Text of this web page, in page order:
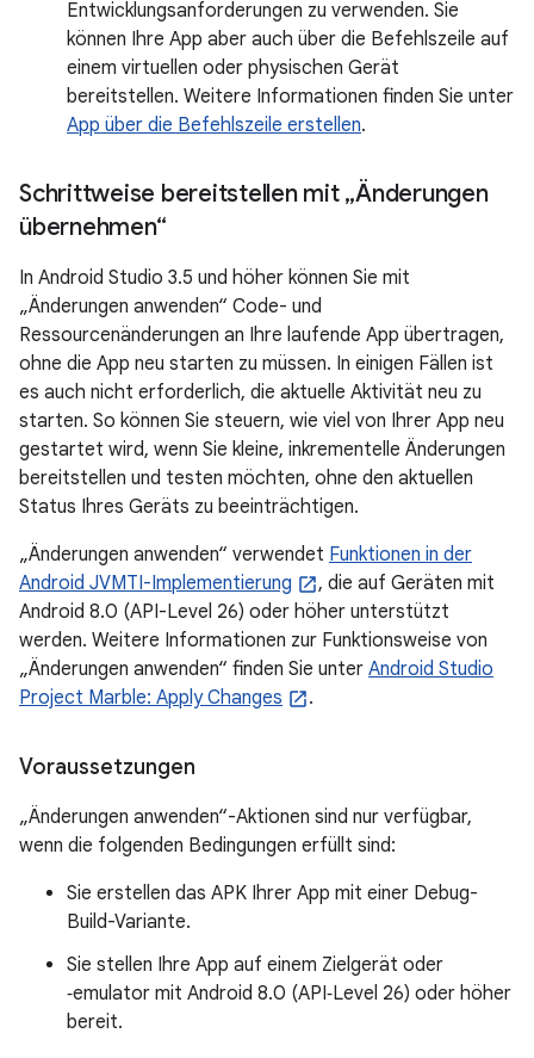
Entwicklungsanforderungen zu verwenden. Sie
können Ihre App aber auch über die Befehlszeile auf
einem virtuellen oder physischen Gerät
bereitstellen. Weitere Informationen finden Sie unter
App über die Befehlszeile erstellen.
Schrittweise bereitstellen mit „Änderungen
übernehmen“
In Android Studio 3.5 und höher können Sie mit
„Änderungen anwenden“ Code- und
Ressourcenänderungen an Ihre laufende App übertragen,
ohne die App neu starten zu müssen. In einigen Fällen ist
es auch nicht erforderlich, die aktuelle Aktivität neu zu
starten. So können Sie steuern, wie viel von Ihrer App neu
gestartet wird, wenn Sie kleine, inkrementelle Änderungen
bereitstellen und testen möchten, ohne den aktuellen
Status Ihres Geräts zu beeinträchtigen.
„Änderungen anwenden“ verwendet Funktionen in der
Android JVMTI-Implementierung
, die auf Geräten mit
Android 8.0 (API-Level 26) oder höher unterstützt
werden. Weitere Informationen zur Funktionsweise von
„Änderungen anwenden“ finden Sie unter Android Studio
Project Marble: Apply Changes
.
Voraussetzungen
„Änderungen anwenden“-Aktionen sind nur verfügbar,
wenn die folgenden Bedingungen erfüllt sind:
Sie erstellen das APK Ihrer App mit einer Debug-
Build-Variante.
Sie stellen Ihre App auf einem Zielgerät oder
‑emulator mit Android 8.0 (API‑Level 26) oder höher
bereit.